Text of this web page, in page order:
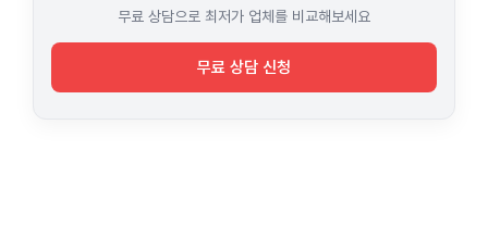
무료 상담으로 최저가 업체를 비교해보세요
무료 상담 신청